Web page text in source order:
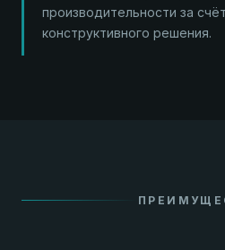
производительности за
конструктивного решения.